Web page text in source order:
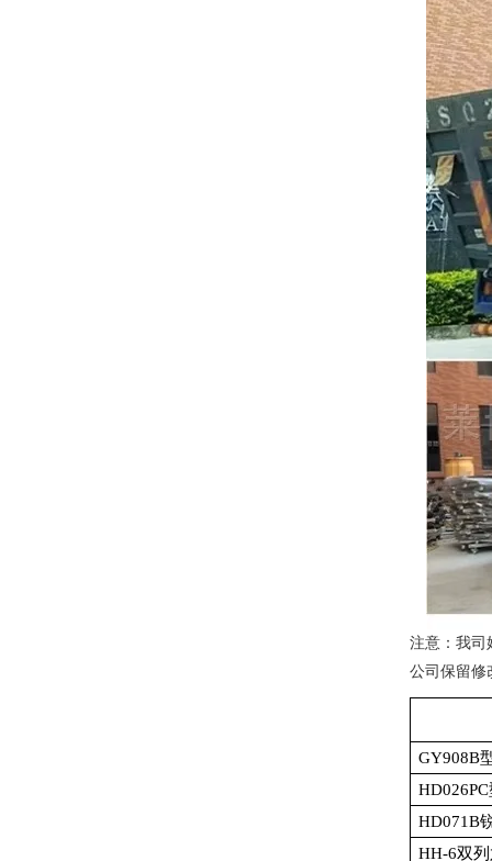
注意：我司
公司保留修
GY908B
HD026PC
HD071B
HH-6双